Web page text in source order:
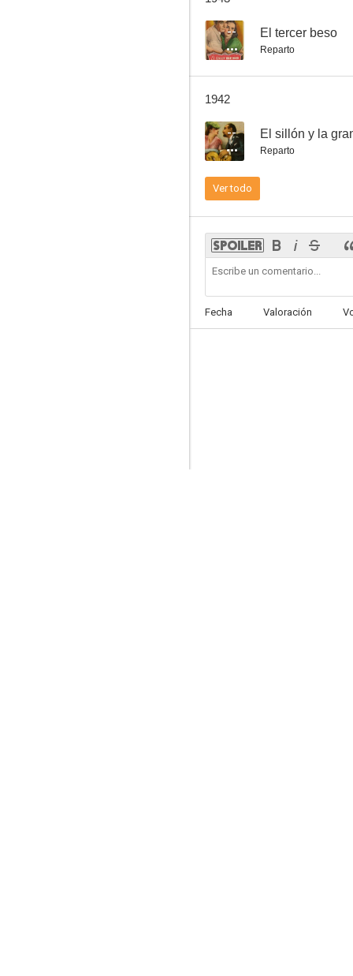
-- El tercer beso
Reparto
1942
-- El sillón y la
Reparto
Ver todo
Fecha Valoración